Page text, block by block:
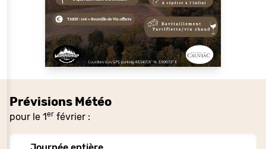
Prévisions Météo
pour le 1er février :